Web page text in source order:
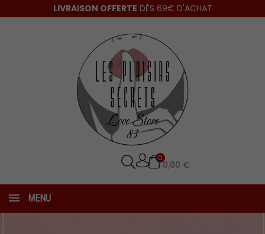
LIVRAISON OFFERTE DÈS 69€ D'ACHAT
0
0,00 €
MENU